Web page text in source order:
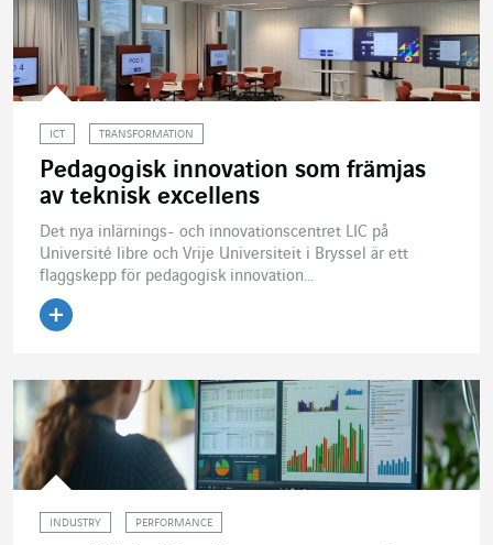
ICT TRANSFORMATION
Pedagogisk innovation som främjas
av teknisk excellens
Det nya inlärnings- och innovationscentret LIC på
Université libre och Vrije Universiteit i Bryssel är ett
flaggskepp för pedagogisk innovation...
INDUSTRY PERFORMANCE